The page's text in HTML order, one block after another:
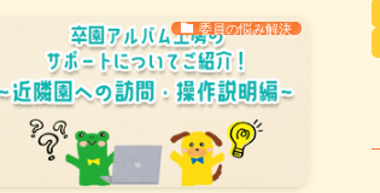
委員の悩み解決